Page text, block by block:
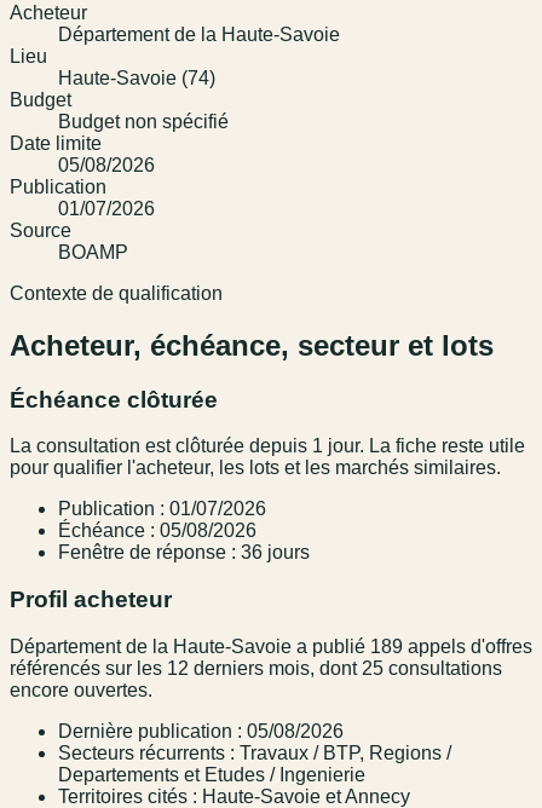
Acheteur
Département de la Haute-Savoie
Lieu
Haute-Savoie (74)
Budget
Budget non spécifié
Date limite
05/08/2026
Publication
01/07/2026
Source
BOAMP
Contexte de qualification
Acheteur, échéance, secteur et lots
Échéance clôturée
La consultation est clôturée depuis 1 jour. La fiche reste utile
pour qualifier l'acheteur, les lots et les marchés similaires.
Publication : 01/07/2026
Échéance : 05/08/2026
Fenêtre de réponse : 36 jours
Profil acheteur
Département de la Haute-Savoie a publié 189 appels d'offres
référencés sur les 12 derniers mois, dont 25 consultations
encore ouvertes.
Dernière publication : 05/08/2026
Secteurs récurrents : Travaux / BTP, Regions /
Departements et Etudes / Ingenierie
Territoires cités : Haute-Savoie et Annecy